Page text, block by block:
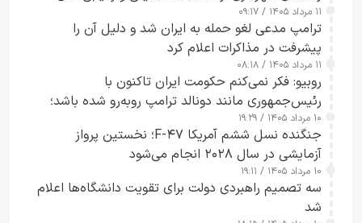
جاسوسی گفت
۱۱ مرداد ۱۴۰۵ / ۰۹:۱۷
ترامپ مدعی لغو حمله به ایران شد و دلیل آن را
پیشرفت در مذاکرات اعلام کرد
۱۱ مرداد ۱۴۰۵ / ۰۸:۱۸
روبیو: فکر نمی‌کنم حکومت ایران تاکنون با
رئیس‌جمهوری مانند دونالد ترامپ روبه‌رو شده باشد؛
کسی که واقعاً دست به اقدام می‌زند
۱۰ مرداد ۱۴۰۵ / ۱۹:۲۹
جنگنده نسل ششم آمریکا F-۴۷؛ نخستین پرواز
آزمایشی در سال ۲۰۲۸ انجام می‌شود
۱۰ مرداد ۱۴۰۵ / ۱۹:۱۱
سه تصمیم راهبردی دولت برای تقویت دانشگاه‌ها اعلام
شد